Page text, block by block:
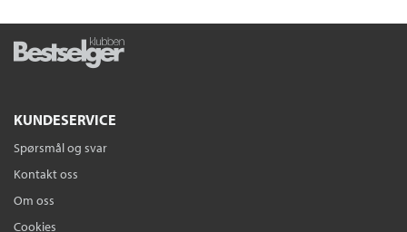
KUNDESERVICE
Spørsmål og svar
Kontakt oss
Om oss
Cookies